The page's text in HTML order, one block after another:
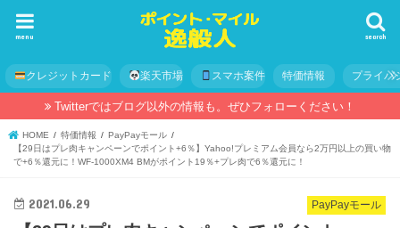
search
menu
クレジットカード 楽天市場 スマホ案件 特価情報 プライバ
Twitterではブログ以外の情報も。ぜひフォローください！
HOME 特価情報
PayPayモール
【29日はプレ肉キャンペーンでポイント+6％】Yahoo!プレミアム会員なら2万円以上の買い物
で+6％還元に！WF-1000XM4 BMがポイント19％+プレ肉で6％還元に！
PayPayモール
2021.06.29